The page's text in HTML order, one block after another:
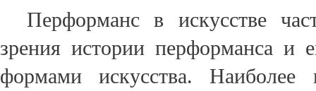
Перформанс в искусстве
зрения истории перформанса и
формами искусства.